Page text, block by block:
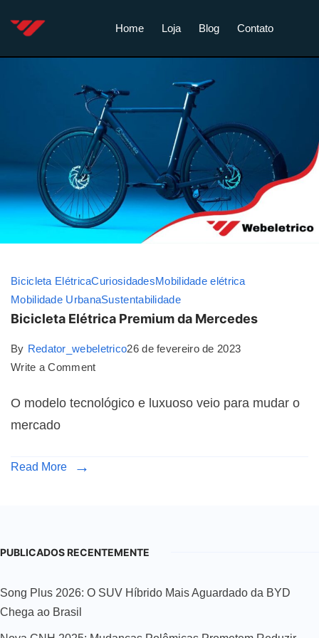
Home Loja Blog Contato
Bicicleta ElétricaCuriosidadesMobilidade elétrica
Mobilidade UrbanaSustentabilidade
Bicicleta Elétrica Premium da Mercedes
By Redator_webeletrico26 de fevereiro de 2023
Write a Comment
O modelo tecnológico e luxuoso veio para mudar o
mercado
Read More
PUBLICADOS RECENTEMENTE
Song Plus 2026: O SUV Híbrido Mais Aguardado da BYD
Chega ao Brasil